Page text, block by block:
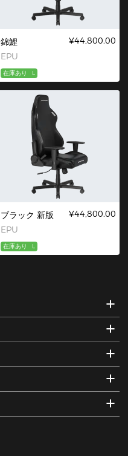
錦鯉
EPU
¥44,800.00
在庫あり L
ブラック 新版
EPU
¥44,800.00
在庫あり L